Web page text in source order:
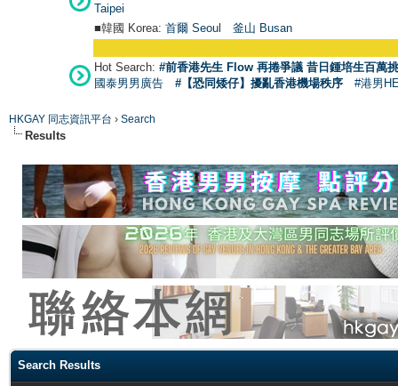
Taipei
■韓國 Korea: 首爾 Seoul 釜山 Busan
Hot Search: #前香港先生 Flow 再捲爭議 昔日鍾培生百萬
國泰男男廣告
#【恐同矮仔】擾亂香港機場秩序 #港男
HKGAY 同志資訊平台 › Search
Results
Search Results